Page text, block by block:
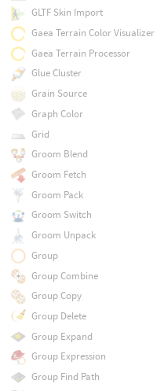
GLTF Skin Import
Gaea Terrain Color Visualizer
Gaea Terrain Processor
Glue Cluster
Grain Source
Graph Color
Grid
Groom Blend
Groom Fetch
Groom Pack
Groom Switch
Groom Unpack
Group
Group Combine
Group Copy
Group Delete
Group Expand
Group Expression
Group Find Path